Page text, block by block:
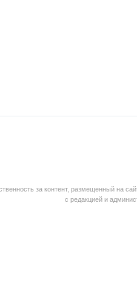
за контент, размещенный на
с редакцией и